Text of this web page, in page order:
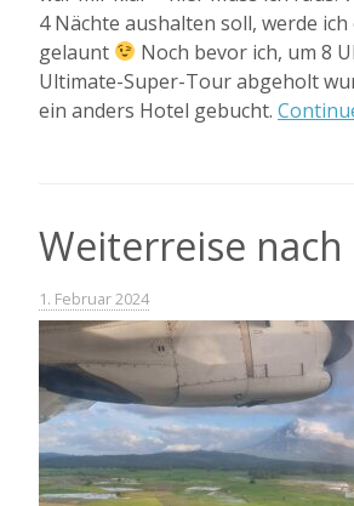
4 Nächte aushalten soll, werde
gelaunt
Noch bevor ich, um 8
Ultimate-Super-Tour abgeholt
ein anders Hotel gebucht.
Weiterreise nach
1. Februar 2024